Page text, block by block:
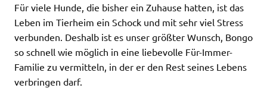
Für viele Hunde, die bisher ein Zuhause hatten, ist das
Leben im Tierheim ein Schock und mit sehr viel Stress
verbunden. Deshalb ist es unser größter Wunsch, Bongo
so schnell wie möglich in eine liebevolle Für-Immer-
Familie zu vermitteln, in der er den Rest seines Lebens
verbringen darf.